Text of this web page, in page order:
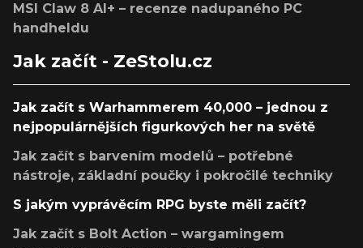
MSI Claw 8 AI+ – recenze nadupaného PC
handheldu
Jak začít - ZeStolu.cz
Jak začít s Warhammerem 40,000 – jednou z
nejpopulárnějších figurkových her na světě
Jak začít s barvením modelů – potřebné
nástroje, základní poučky i pokročilé techniky
S jakým vyprávěcím RPG byste měli začít?
Jak začít s Bolt Action – wargamingem